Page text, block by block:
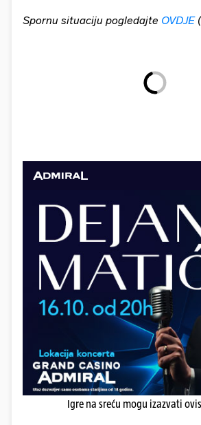
Spornu situaciju pogledajte OVDJE
Igre na sreću mogu izazvati